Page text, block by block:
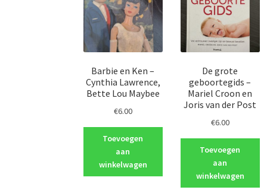
Barbie en Ken –
Cynthia Lawrence,
Bette Lou Maybee
€6.00
Toevoegen
aan
winkelwagen
De grote
geboortegids –
Mariel Croon en
Joris van der Post
€6.00
Toevoegen
aan
winkelwagen